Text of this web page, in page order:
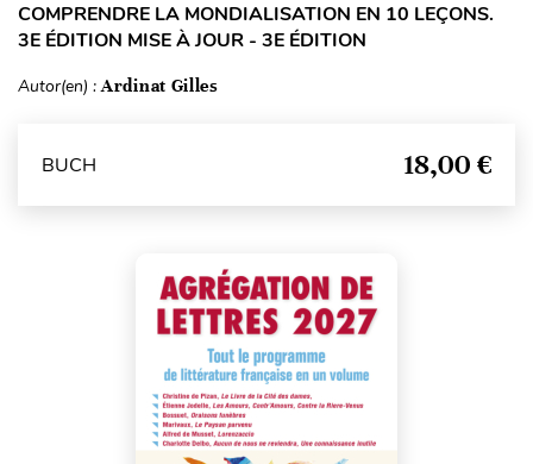
COMPRENDRE LA MONDIALISATION EN 10 LEÇONS.
3E ÉDITION MISE À JOUR - 3E ÉDITION
Autor(en) :Ardinat Gilles
BUCH 18,00 €